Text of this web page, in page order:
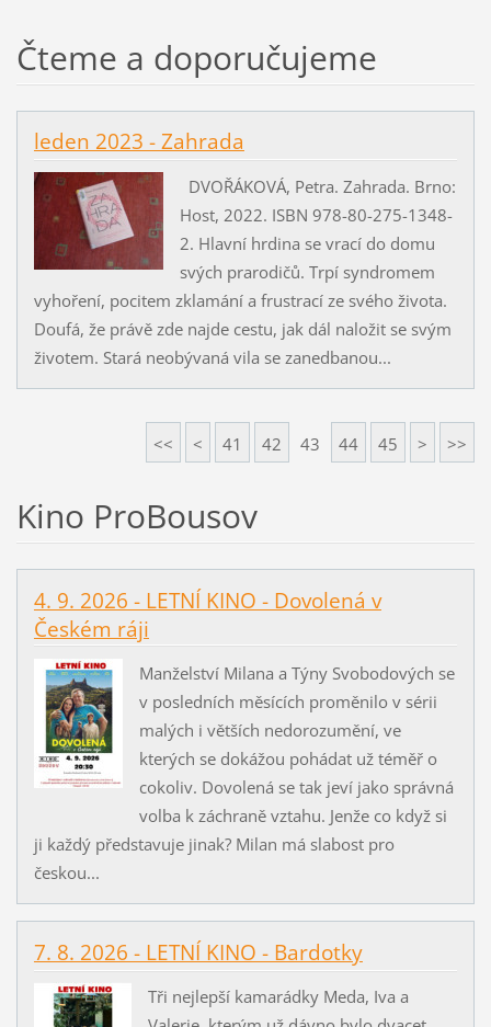
Čteme a doporučujeme
leden 2023 - Zahrada
DVOŘÁKOVÁ, Petra. Zahrada. Brno:
Host, 2022. ISBN 978-80-275-1348-
2. Hlavní hrdina se vrací do domu
svých prarodičů. Trpí syndromem
vyhoření, pocitem zklamání a frustrací ze svého života.
Doufá, že právě zde najde cestu, jak dál naložit se svým
životem. Stará neobývaná vila se zanedbanou...
<< < 41 42 43 44 45 > >>
Kino ProBousov
4. 9. 2026 - LETNÍ KINO - Dovolená v
Českém ráji
Manželství Milana a Týny Svobodových se
v posledních měsících proměnilo v sérii
malých i větších nedorozumění, ve
kterých se dokážou pohádat už téměř o
cokoliv. Dovolená se tak jeví jako správná
volba k záchraně vztahu. Jenže co když si
ji každý představuje jinak? Milan má slabost pro
českou...
7. 8. 2026 - LETNÍ KINO - Bardotky
Tři nejlepší kamarádky Meda, Iva a